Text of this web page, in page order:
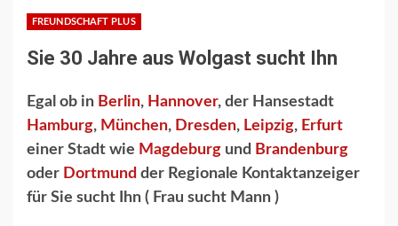
FREUNDSCHAFT PLUS
Sie 30 Jahre aus Wolgast sucht Ihn
Egal ob in Berlin, Hannover, der Hansestadt
Hamburg, München, Dresden, Leipzig, Erfurt
einer Stadt wie Magdeburg und Brandenburg
oder Dortmund der Regionale Kontaktanzeiger
für Sie sucht Ihn ( Frau sucht Mann )